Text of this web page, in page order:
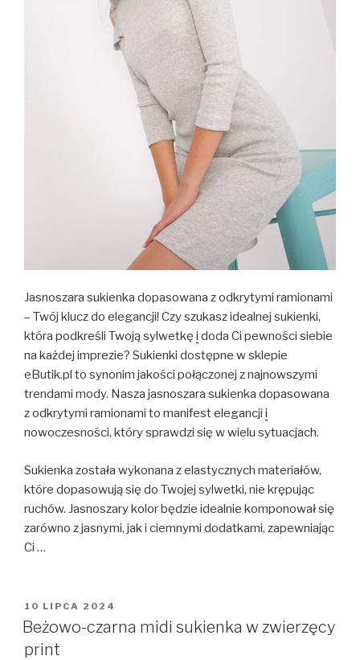
Jasnoszara sukienka dopasowana z odkrytymi ramionami
– Twój klucz do elegancji! Czy szukasz idealnej sukienki,
która podkreśli Twoją sylwetkę i doda Ci pewności siebie
na każdej imprezie? Sukienki dostępne w sklepie
eButik.pl to synonim jakości połączonej z najnowszymi
trendami mody. Nasza jasnoszara sukienka dopasowana
z odkrytymi ramionami to manifest elegancji i
nowoczesności, który sprawdzi się w wielu sytuacjach.
Sukienka została wykonana z elastycznych materiałów,
które dopasowują się do Twojej sylwetki, nie krępując
ruchów. Jasnoszary kolor będzie idealnie komponował się
zarówno z jasnymi, jak i ciemnymi dodatkami, zapewniając
Ci …
OPUBLIKOWANE
W
10 LIPCA 2024
Beżowo-czarna midi sukienka w zwierzęcy
print